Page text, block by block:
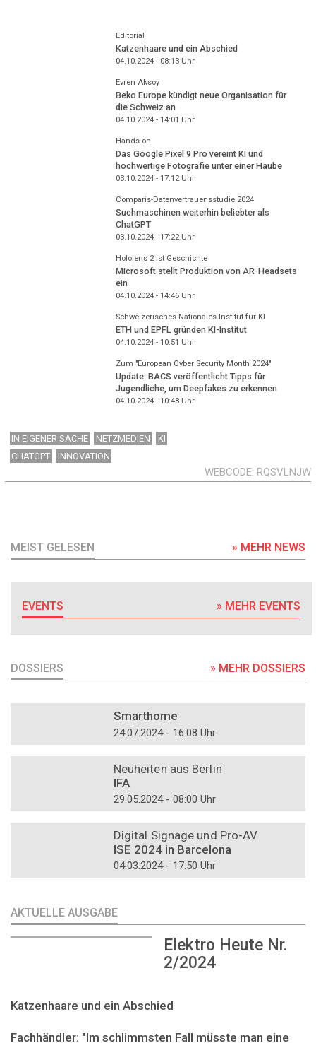
Editorial
Katzenhaare und ein Abschied
04.10.2024 - 08:13Uhr
Evren Aksoy
Beko Europe kündigt neue Organisation für
die Schweiz an
04.10.2024 - 14:01 Uhr
Hands-on
Das Google Pixel 9 Pro vereint KI und
hochwertige Fotografie unter einer Haube
03.10.2024 - 17:12Uhr
Comparis-Datenvertrauensstudie 2024
Suchmaschinen weiterhin beliebter als
ChatGPT
03.10.2024 - 17:22Uhr
Hololens 2 ist Geschichte
Microsoft stellt Produktion von AR-Headsets
ein
04.10.2024 - 14:46Uhr
Schweizerisches Nationales Institut für KI
ETH und EPFL gründen KI-Institut
04.10.2024 - 10:51 Uhr
Zum "European Cyber Security Month 2024"
Update: BACS veröffentlicht Tipps für
Jugendliche, um Deepfakes zu erkennen
04.10.2024 - 10:48Uhr
IN EIGENER SACHE NETZMEDIEN
KI
CHATGPT
INNOVATION
WEBCODE RQSVLNJW
MEIST GELESEN » MEHR NEWS
EVENTS » MEHR EVENTS
DOSSIERS » MEHR DOSSIERS
Smarthome
24.07.2024 - 16:08 Uhr
Neuheiten aus Berlin
IFA
29.05.2024 - 08:00 Uhr
Digital Signage und Pro-AV
ISE 2024 in Barcelona
04.03.2024 - 17:50 Uhr
AKTUELLE AUSGABE
Elektro Heute Nr.
2/2024
Katzenhaare und ein Abschied
Fachhändler: "Im schlimmsten Fall müsste man eine